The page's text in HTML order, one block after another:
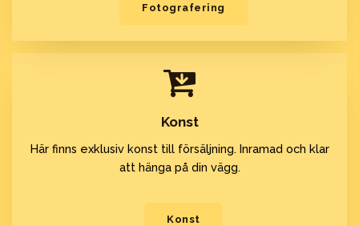
Fotografering
Konst
Här finns exklusiv konst till försäljning. Inramad och klar
att hänga på din vägg.
Konst